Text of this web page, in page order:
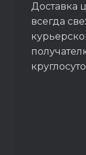
Доставка
всегда